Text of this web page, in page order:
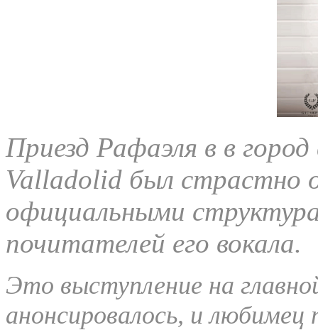
Приезд Рафаэля в в
Valladolid был
официальными
почитателей его вокала.
Это выступление на
анонсировалось, и любимец